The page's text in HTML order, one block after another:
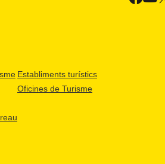
Establiments turístics
Oficines de Turisme